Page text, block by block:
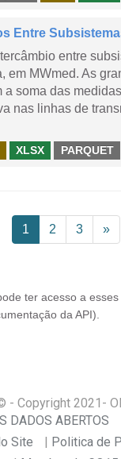
Entre
entre
em MWmed. As
a soma das
nas linhas de
XLSX PARQUET
1 2 3 »
ter acesso a
da API ).
- Copyright 2021 -
DADOS ABERTOS
Site
Politica de